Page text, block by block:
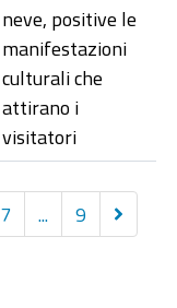
neve, positive le
manifestazioni
culturali che
attirano i
visitatori
7 9
30